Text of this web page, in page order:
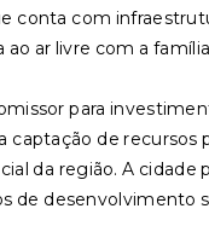
conta com
ar livre com a
para
captação de
da região. A cidade
de